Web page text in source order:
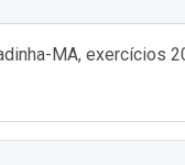
MA, exercícios